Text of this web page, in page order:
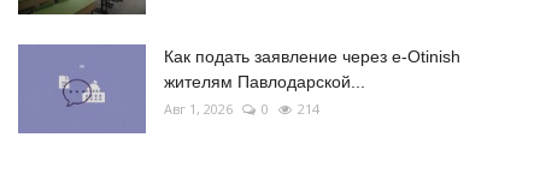
Как подать заявление через e-Otinish
жителям Павлодарской...
Авг 1, 2026 0 214